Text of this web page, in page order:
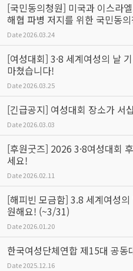
[국민동의청원] 미국과 이스라
해협 파병 저지를 위한 국민동의
Date2026.03.24
[여성대회] 3·8 세계여성의 날
마쳤습니다!
Date2026.03.25
[긴급공지] 여성대회 장소가 서
Date2026.03.03
[후원굿즈] 2026 3·8여성대회
세요!
Date2026.02.11
[해피빈 모금함] 3.8 세계여성
원해요! (~3/31)
Date2026.01.20
한국여성단체연합 제15대 공동
Date2025.12.16